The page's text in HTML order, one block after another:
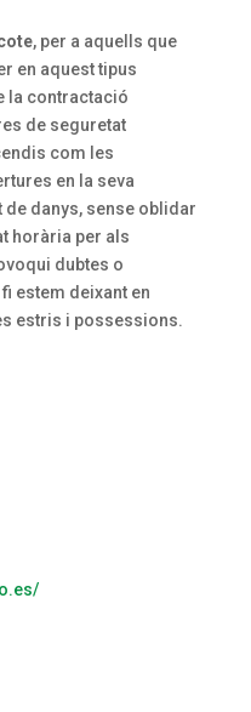
, per a aquells que
en aquest tipus
la contractació
de seguretat
com les
en la seva
de danys, sense oblidar
horària per als
dubtes o
estem deixant en
estris i possessions.